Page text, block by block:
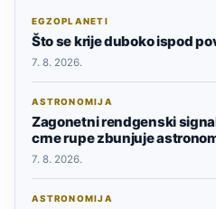
EGZOPLANETI
Što se krije duboko ispod
7. 8. 2026.
ASTRONOMIJA
Zagonetni rendgenski
crne rupe zbunjuje
7. 8. 2026.
ASTRONOMIJA